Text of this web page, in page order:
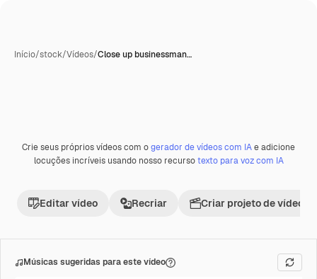
Início/stock/Vídeos/Close up businessman…
Premium
Crie seus próprios vídeos com ogerador de vídeos com IAe adicione
locuções incríveis usando nosso recursotexto para voz com IA
Editar vídeo Recriar Criar projeto de vídeo
Músicas sugeridas para este vídeo